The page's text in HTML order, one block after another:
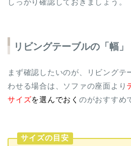
しっかり確認しておきましょう。
リビングテーブルの「幅」
まず確認したいのが、リビングテ
わせる場合は、ソファの座面より
サイズを選んでおく のがおすすめ
サイズの目安